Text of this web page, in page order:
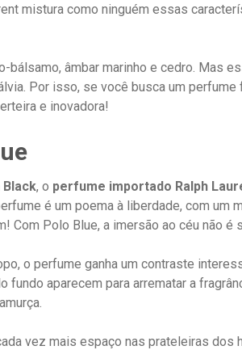
mistura como ninguém essas
âmbar marinho e cedro. Mas
Por isso, se você busca um perfume
e inovadora!
Black, o perfume importado Ralph
é um poema à liberdade, com um
Com Polo Blue, a imersão ao céu não é
o perfume ganha um contraste
fundo aparecem para arrematar a
vez mais espaço nas prateleiras dos